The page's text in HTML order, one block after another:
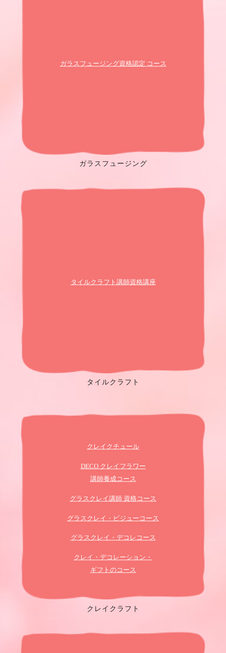
ガラスフュージング資格認定 コース
ガラスフュージング
タイルクラフト講師資格講座
タイルクラフト
クレイクチュール
DECO クレイフラワー
講師養成コース
グラスクレイ講師 資格コース
グラスクレイ・ビジューコース
グラスクレイ・デコレコース
クレイ・デコレーション・
ギフトのコース
クレイクラフト